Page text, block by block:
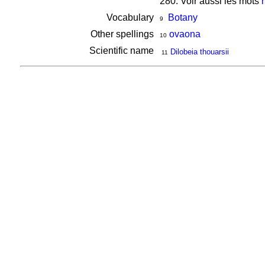
Vocabulary 9
Botany
Other spellings
10 ovaona
Scientific name
11 Dilobeia thouarsii